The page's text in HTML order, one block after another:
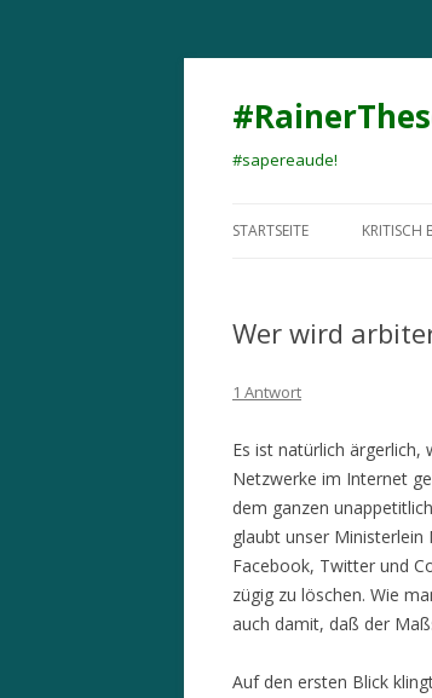
#sapereaude!
STARTSEITE KRITISCH
Wer wird
1 Antwort
Es ist natürlich
Netzwerke im Internet
dem ganzen
glaubt unser
Facebook, Twitter und
zügig zu löschen. Wie
auch damit, daß der
Auf den ersten Blick